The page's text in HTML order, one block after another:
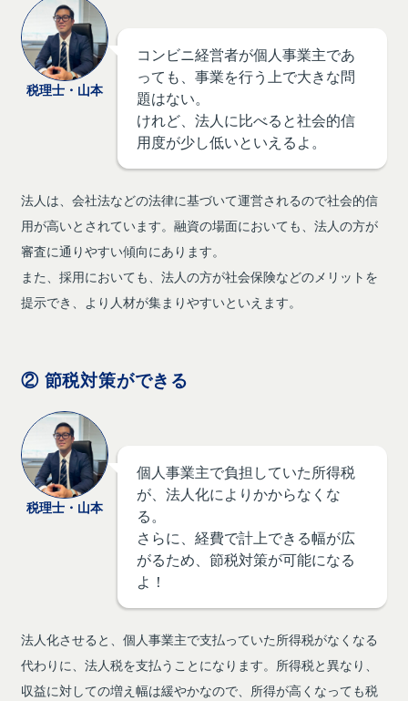
税理士・山本
コンビニ経営者が個人事業主であ
っても、事業を行う上で大きな問
題はない。
けれど、法人に比べると社会的信
用度が少し低いといえるよ。
法人は、会社法などの法律に基づいて運営されるので社会的信
用が高いとされています。融資の場面においても、法人の方が
審査に通りやすい傾向にあります。
また、採用においても、法人の方が社会保険などのメリットを
提示でき、より人材が集まりやすいといえます。
② 節税対策ができる
税理士・山本
個人事業主で負担していた所得税
が、法人化によりかからなくな
る。
さらに、経費で計上できる幅が広
がるため、節税対策が可能になる
よ！
法人化させると、個人事業主で支払っていた所得税がなくなる
代わりに、法人税を支払うことになります。所得税と異なり、
収益に対しての増え幅は緩やかなので、所得が高くなっても税